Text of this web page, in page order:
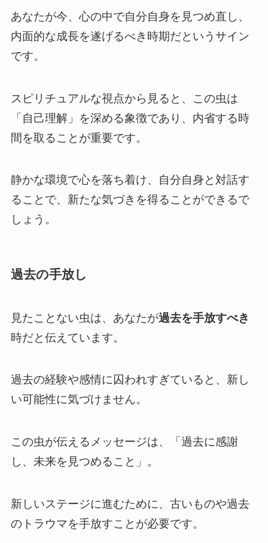
あなたが今、心の中で自分自身を見つめ直し、
内面的な成長を遂げるべき時期だというサイン
です。
スピリチュアルな視点から見ると、この虫は
「自己理解」を深める象徴であり、内省する時
間を取ることが重要です。
静かな環境で心を落ち着け、自分自身と対話す
ることで、新たな気づきを得ることができるで
しょう。
過去の手放し
見たことない虫は、あなたが過去を手放すべき
時だと伝えています。
過去の経験や感情に囚われすぎていると、新し
い可能性に気づけません。
この虫が伝えるメッセージは、「過去に感謝
し、未来を見つめること」。
新しいステージに進むために、古いものや過去
のトラウマを手放すことが必要です。